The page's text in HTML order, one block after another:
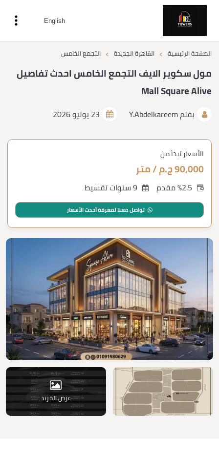
English
الصفحة الرئيسية › القاهرة الجديدة › التجمع الخامس
مول سكوير الايف التجمع الخامس احدث تفاصيل
Mall Square Alive
بقلمY.Abdelkareem 23 يوليو 2026
الأسعار تبدأ من
90,000 ج.م / متر
9 سنوات تقسيط
تواصل معنا لمعرفة أحدث الأسعار
عرض المزيد